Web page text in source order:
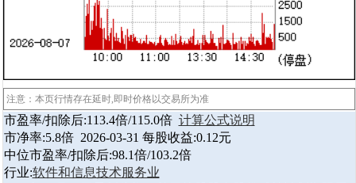
注意：本页行情存在延时,即时价格以交易所为准
市盈率/扣除后:113.4倍/115.0倍 计算公式说明
市净率:5.8倍 2026-03-31 每股收益:0.12元
中位市盈率/扣除后:98.1倍/103.2倍
行业:软件和信息技术服务业